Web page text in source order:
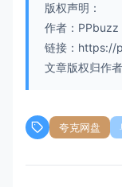
版权声明：
作者：PPbuzz
链接：
文章版权归作
夸克网盘